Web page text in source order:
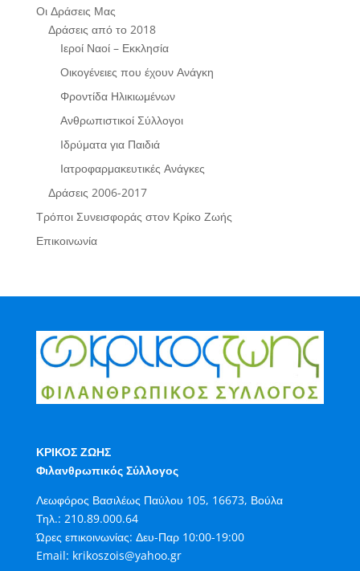
Οι Δράσεις Μας
Δράσεις από το 2018
Ιεροί Ναοί – Εκκλησία
Οικογένειες που έχουν Ανάγκη
Φροντίδα Ηλικιωμένων
Ανθρωπιστικοί Σύλλογοι
Ιδρύματα για Παιδιά
Ιατροφαρμακευτικές Ανάγκες
Δράσεις 2006-2017
Τρόποι Συνεισφοράς στον Κρίκο Ζωής
Επικοινωνία
ΚΡΙΚΟΣ ΖΩΗΣ
Φιλανθρωπικός Σύλλογος
Λεωφόρος Βασιλέως Παύλου 105, 16673, Βούλα
Τηλ.: 210.89.000.64
Ώρες επικοινωνίας: Δευ-Παρ 10:00-19:00
Email: krikoszois@yahoo.gr